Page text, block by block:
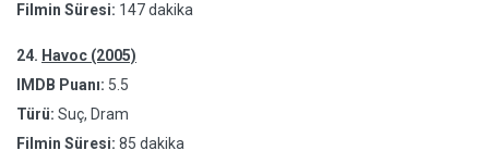
Filmin Süresi: 147 dakika
24. Havoc (2005)
IMDB Puanı: 5.5
Türü: Suç, Dram
Filmin Süresi: 85 dakika